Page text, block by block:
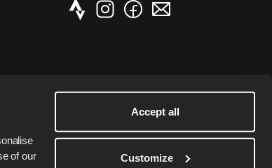
of our
Accept all
Customize